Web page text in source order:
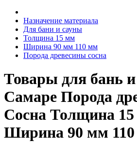
Назначение материала
Для бани и сауны
Толщина 15 мм
Ширина 90 мм 110 мм
Порода древесины сосна
Товары для бань и
Самаре Порода
Сосна Толщина
Ширина 90 мм